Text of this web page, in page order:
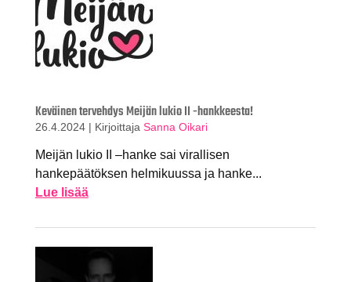
Keväinen tervehdys Meijän lukio II -hankkeesta!
26.4.2024 | Kirjoittaja Sanna Oikari
Meijän lukio II –hanke sai virallisen
hankepäätöksen helmikuussa ja hanke...
Lue lisää